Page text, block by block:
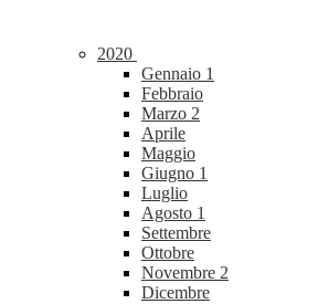
2020
Gennaio 1
Febbraio
Marzo 2
Aprile
Maggio
Giugno 1
Luglio
Agosto 1
Settembre
Ottobre
Novembre 2
Dicembre